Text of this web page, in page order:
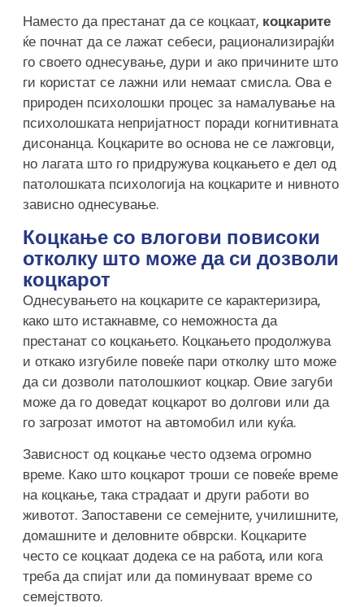
Наместо да престанат да се коцкаат, коцкарите
ќе почнат да се лажат себеси, рационализирајќи
го своето однесување, дури и ако причините што
ги користат се лажни или немаат смисла. Ова е
природен психолошки процес за намалување на
психолошката непријатност поради когнитивната
дисонанца. Коцкарите во основа не се лажговци,
но лагата што го придружува коцкањето е дел од
патолошката психологија на коцкарите и нивното
зависно однесување.
Коцкање со влогови повисоки
отколку што може да си дозволи
коцкарот
Однесувањето на коцкарите се карактеризира,
како што истакнавме, со неможноста да
престанат со коцкањето. Коцкањето продолжува
и откако изгубиле повеќе пари отколку што може
да си дозволи патолошкиот коцкар. Овие загуби
може да го доведат коцкарот во долгови или да
го загрозат имотот на автомобил или куќа.
Зависност од коцкање често одзема огромно
време. Како што коцкарот троши се повеќе време
на коцкање, така страдаат и други работи во
животот. Запоставени се семејните, училишните,
домашните и деловните обврски. Коцкарите
често се коцкаат додека се на работа, или кога
треба да спијат или да поминуваат време со
семејството.